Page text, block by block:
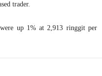
trader.
up 1% at 2,913 ringgit per